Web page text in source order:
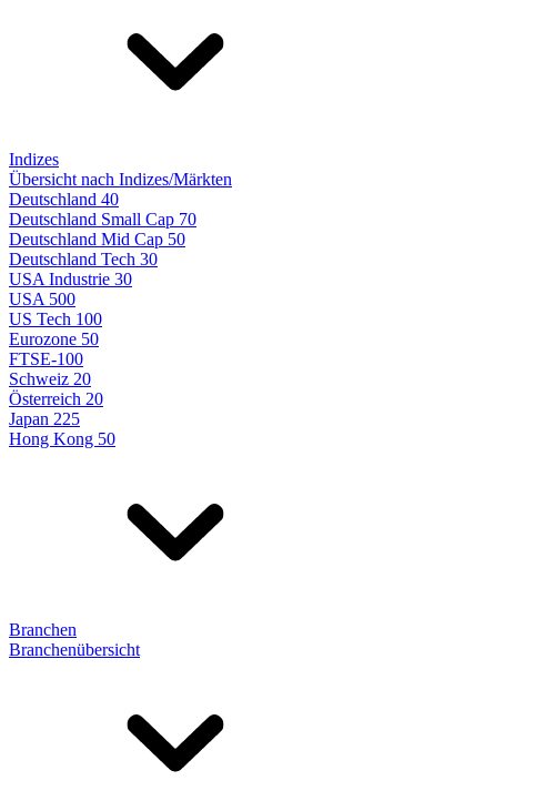
Indizes
Übersicht nach Indizes/Märkten
Deutschland 40
Deutschland Small Cap 70
Deutschland Mid Cap 50
Deutschland Tech 30
USA Industrie 30
USA 500
US Tech 100
Eurozone 50
FTSE-100
Schweiz 20
Österreich 20
Japan 225
Hong Kong 50
Branchen
Branchenübersicht